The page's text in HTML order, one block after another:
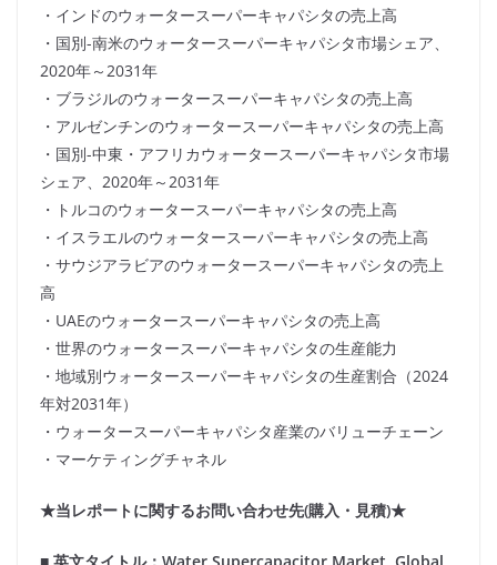
・インドのウォータースーパーキャパシタの売上高
・国別-南米のウォータースーパーキャパシタ市場シェア、
2020年～2031年
・ブラジルのウォータースーパーキャパシタの売上高
・アルゼンチンのウォータースーパーキャパシタの売上高
・国別-中東・アフリカウォータースーパーキャパシタ市場
シェア、2020年～2031年
・トルコのウォータースーパーキャパシタの売上高
・イスラエルのウォータースーパーキャパシタの売上高
・サウジアラビアのウォータースーパーキャパシタの売上
高
・UAEのウォータースーパーキャパシタの売上高
・世界のウォータースーパーキャパシタの生産能力
・地域別ウォータースーパーキャパシタの生産割合（2024
年対2031年）
・ウォータースーパーキャパシタ産業のバリューチェーン
・マーケティングチャネル
★当レポートに関するお問い合わせ先(購入・見積)★